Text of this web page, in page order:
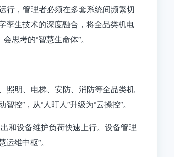
行，管理者必须在多套系统间频繁切
生技术的深度融合，将全品类机电
思考的“智慧生命体”。
照明、电梯、安防、消防等全品类机
控”，从“人盯人”升级为“云操控”。
和设备维护负荷快速上行。设备管理
运维中枢”。